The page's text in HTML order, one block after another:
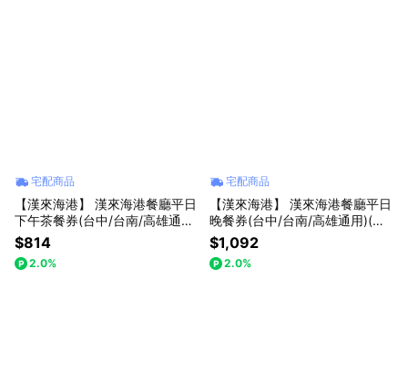
宅配商品
【漢來海港】 漢來海港餐廳平日
下午茶餐券(台中/台南/高雄通用)
(寄送實體票券)
$814
2.0%
宅配商品
【漢來海港】 漢來海港餐廳平日
晚餐券(台中/台南/高雄通用)(寄
送實體票券)
$1,092
2.0%